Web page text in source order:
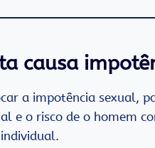
causa
a impotência sexual,
e o risco de o homem